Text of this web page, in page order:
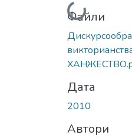
Вантажиться...
Файли
Дата
2010
Автори